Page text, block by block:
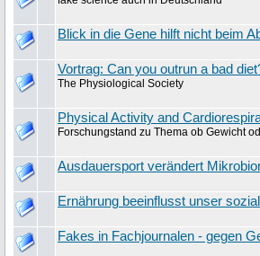
Blick in die Gene hilft nicht beim
Vortrag: Can you outrun a bad
The Physiological Society
Physical Activity and
Forschungstand zu Thema ob Gewicht
Ausdauersport verändert
Ernährung beeinflusst unser
Fakes in Fachjournalen - gegen